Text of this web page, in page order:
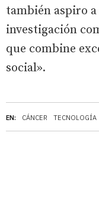
EN: CÁNCER TECNOLOGÍA
también aspiro
investigación
que combine
social».